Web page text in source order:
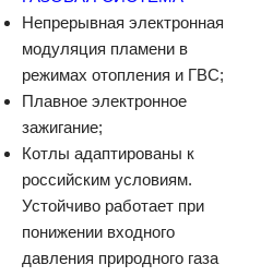
Непрерывная электронная
модуляция пламени в
режимах отопления и ГВС;
Плавное электронное
зажигание;
Котлы адаптированы к
российским условиям.
Устойчиво работает при
понижении входного
давления природного газа